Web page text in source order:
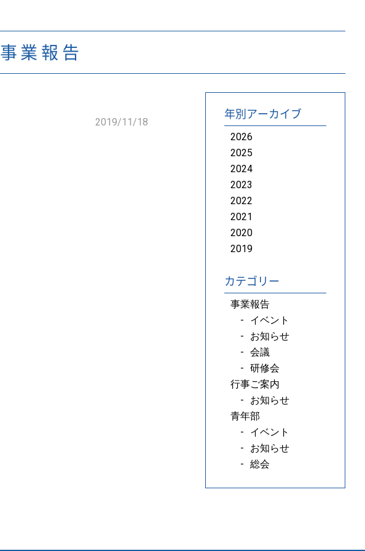
事業報告
2019/11/18
年別アーカイブ
2026
2025
2024
2023
2022
2021
2020
2019
カテゴリー
事業報告
イベント
お知らせ
会議
研修会
行事ご案内
お知らせ
青年部
イベント
お知らせ
総会